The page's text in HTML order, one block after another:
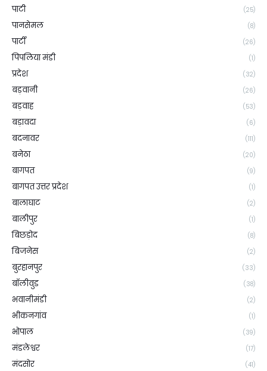
पाटी (25)
पानसेमल (8)
पार्टी (26)
पिपलिया मंडी (1)
प्रदेश (32)
बड़वानी (26)
बड़वाह (53)
बड़ावदा (6)
बदनावर (111)
बनेठा (20)
बागपत (9)
बागपत उत्तर प्रदेश (1)
बालाघाट (2)
बालीपुर (1)
बिछड़ोद (8)
बिजनेस (2)
बुरहानपुर (33)
बॉलीवुड (38)
भवानीमंडी (2)
भीकनगांव (1)
भोपाल (39)
मंडलेश्वर (17)
मंदसोर (41)